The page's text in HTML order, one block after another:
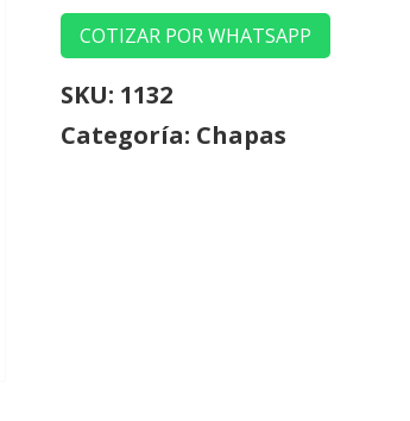
COTIZAR POR WHATSAPP
SKU: 1132
Categoría: Chapas